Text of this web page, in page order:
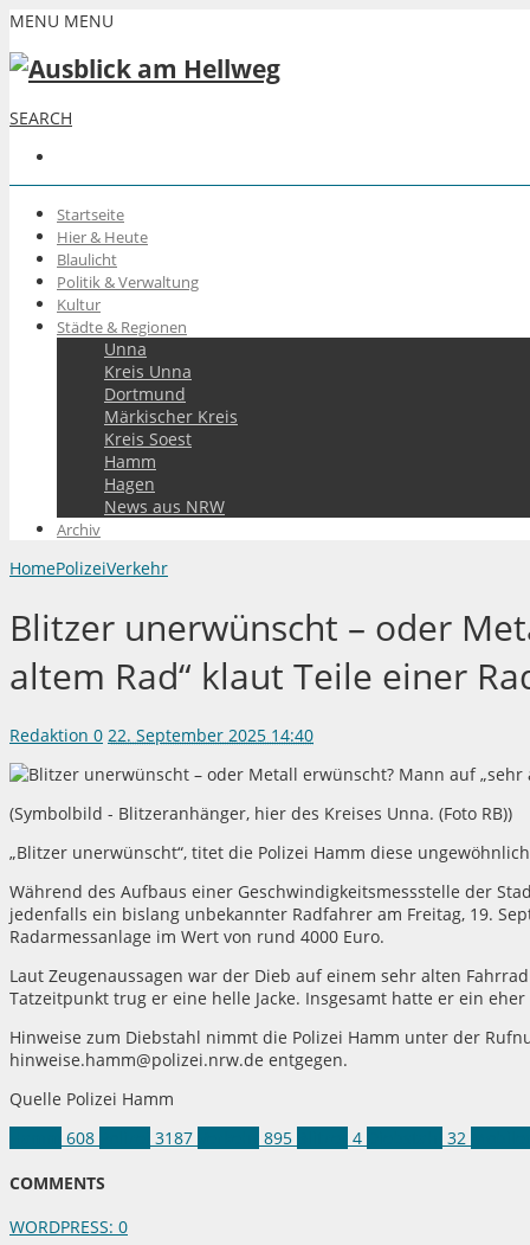
MENU MENU
SEARCH
Startseite
Hier & Heute
Blaulicht
Politik & Verwaltung
Kultur
Städte & Regionen
Unna
Kreis Unna
Dortmund
Märkischer Kreis
Kreis Soest
Hamm
Hagen
News aus NRW
Archiv
HomePolizeiVerkehr
Blitzer unerwünscht – oder
altem Rad“ klaut Teile einer
Redaktion 0 22. September 2025 14:40
(Symbolbild - Blitzeranhänger, hier des Kreises Unna. (Foto RB))
„Blitzer unerwünscht“, titet die Polizei Hamm diese
Während des Aufbaus einer Geschwindigkeitsmessstelle der
jedenfalls ein bislang unbekannter Radfahrer am Freitag, 19.
Radarmessanlage im Wert von rund 4000 Euro.
Laut Zeugenaussagen war der Dieb auf einem sehr alten
Tatzeitpunkt trug er eine helle Jacke. Insgesamt hatte er ein
Hinweise zum Diebstahl nimmt die Polizei Hamm unter der
hinweise.hamm@polizei.nrw.de entgegen.
Quelle Polizei Hamm
608 3187 895 4 32
COMMENTS
WORDPRESS: 0